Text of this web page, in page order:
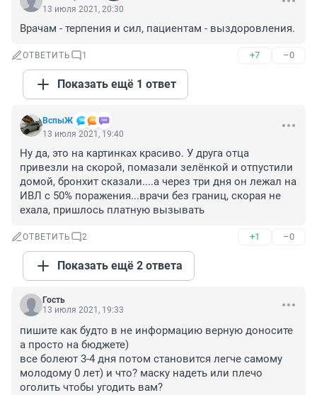
13 июля 2021, 20:30
Врачам - терпения и сил, пациентам - выздоровления.
ОТВЕТИТЬ 1 +7 –0
Показать ещё 1 ответ
ВспыЖ
13 июля 2021, 19:40
Ну да, это на картинках красиво. У друга отца
привезли на скорой, помазали зелёнкой и отпустили
домой, бронхит сказали....а через три дня он лежал на
ИВЛ с 50% поражения...врачи без границ, скорая не
ехала, пришлось платную вызывать
ОТВЕТИТЬ 2 +1 –0
Показать ещё 2 ответа
Гость
13 июля 2021, 19:33
пишите как будто в не информацию верную доносите
а просто на бюджете)
все болеют 3-4 дня потом становится легче самому
молодому 0 лет) и что? маску надеть или плечо
оголить чтобы угодить вам?